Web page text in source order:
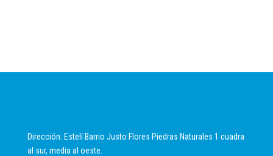
Dirección: Estelí Barrio Justo Flores Piedras Naturales 1 cuadra
al sur, media al oeste.